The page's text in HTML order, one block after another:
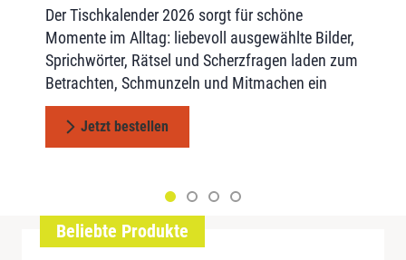
Unterstützt, entlastet & gibt neue Impulse
Jetzt bestellen
Aus der Kindheit vertraute Märchen wecken auch
bei Menschen mit Demenz häufig Erinnerungen.
Diese Buchreihe bietet eine fundierte Anleitung
zum Einsatz von Märchen in der Altenhilfe.
Jetzt bestellen
Als Orientierungshilfe für alte Menschen gehört
der Kalender seit Jahren in den Einrichtungen zur
Standardausstattung. Anregende Sprüche und
Zitate eignen sich ideal für die Kurzaktivierung
zwischendurch!
Jetzt bestellen
Der Tischkalender 2026 sorgt für schöne
Momente im Alltag: liebevoll ausgewählte Bilder,
Sprichwörter, Rätsel und Scherzfragen laden zum
Betrachten, Schmunzeln und Mitmachen ein
Jetzt bestellen
Unterstützt, entlastet & gibt neue Impulse
Beliebte Produkte